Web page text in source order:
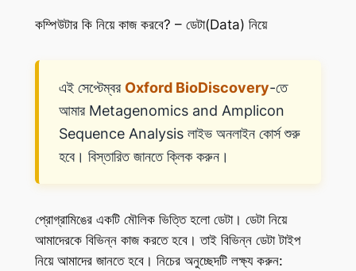
কম্পিউটার কি নিয়ে কাজ করবে? – ডেটা(Data) নিয়ে
এই সেপ্টেম্বর Oxford BioDiscovery-তে
আমার Metagenomics and Amplicon
Sequence Analysis লাইভ অনলাইন কোর্স শুরু
হবে। বিস্তারিত জানতে ক্লিক করুন।
প্রোগ্রামিঙের একটি মৌলিক ভিত্তি হলো ডেটা। ডেটা নিয়ে
আমাদেরকে বিভিন্ন কাজ করতে হবে। তাই বিভিন্ন ডেটা টাইপ
নিয়ে আমাদের জানতে হবে। নিচের অনুচ্ছেদটি লক্ষ্য করুন: